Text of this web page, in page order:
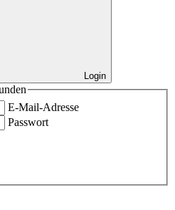
Login
E-Mail-Adresse
Passwort